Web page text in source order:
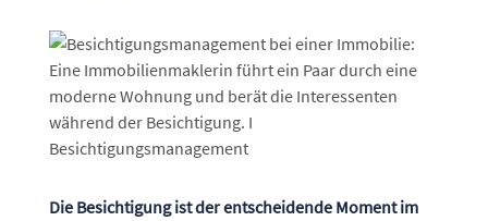
Die Besichtigung ist der entscheidende Moment im